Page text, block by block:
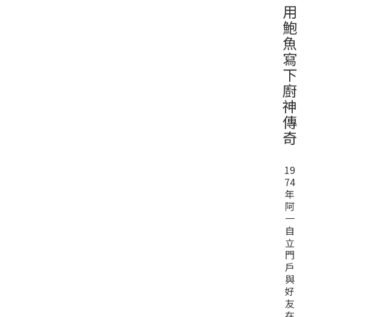
用
鮑
魚
寫
下
廚
神
傳
奇
19
74
年
阿
一
自
立
門
戶
與
好
友